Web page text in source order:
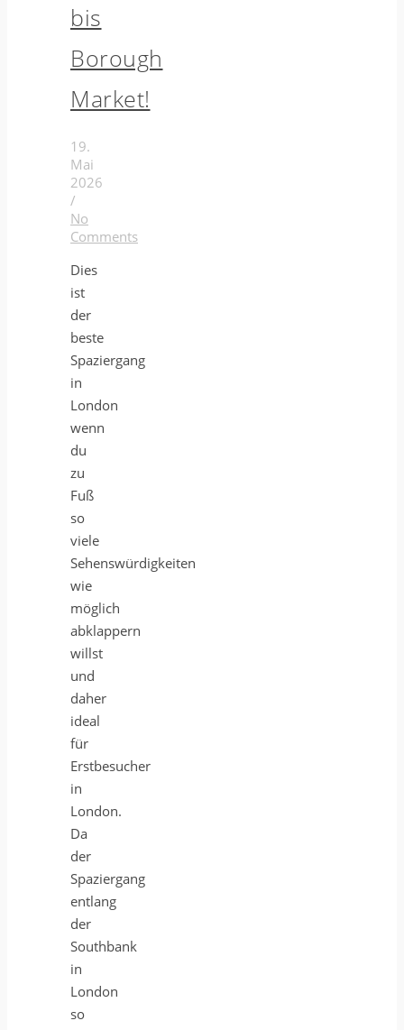
bis
Borough
Market!
19.
Mai
2026
/
No
Comments
Dies
ist
der
beste
Spaziergang
in
London
wenn
du
zu
Fuß
so
viele
Sehenswürdigkeiten
wie
möglich
abklappern
willst
und
daher
ideal
für
Erstbesucher
in
London.
Da
der
Spaziergang
entlang
der
Southbank
in
London
so